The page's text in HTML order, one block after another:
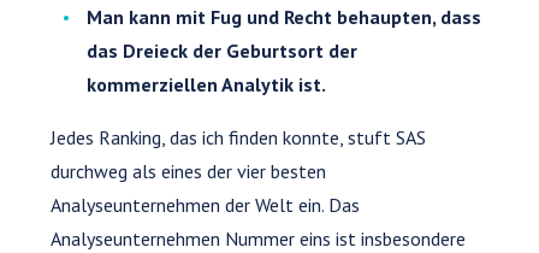
Man kann mit Fug und Recht behaupten, dass
das Dreieck der Geburtsort der
kommerziellen Analytik ist.
Jedes Ranking, das ich finden konnte, stuft SAS
durchweg als eines der vier besten
Analyseunternehmen der Welt ein. Das
Analyseunternehmen Nummer eins ist insbesondere